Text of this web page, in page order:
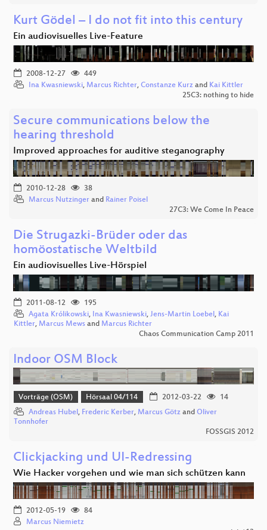
Kurt Gödel – I do not fit into this century
Ein audiovisuelles Live-Feature
2008-12-27
449
Ina Kwasniewski, Marcus Richter, Constanze Kurz and Kai Kittler
25C3: nothing to hide
Secure communications below the
hearing threshold
Improved approaches for auditive steganography
2010-12-28
38
Marcus Nutzinger and Rainer Poisel
27C3: We Come In Peace
Die Strugazki-Brüder oder das
homöostatische Weltbild
Ein audiovisuelles Live-Hörspiel
2011-08-12
195
Agata Królikowski, Ina Kwasniewski, Jens-Martin Loebel, Kai
Kittler, Marcus Mews and Marcus Richter
Chaos Communication Camp 2011
Indoor OSM Block
Vorträge (OSM) Hörsaal 04/114 2012-03-22
14
Andreas Hubel , Frederic Kerber, Marcus Götz and Oliver
Tonnhofer
FOSSGIS 2012
Clickjacking und UI-Redressing
Wie Hacker vorgehen und wie man sich schützen kann
2012-05-19
84
Marcus Niemietz